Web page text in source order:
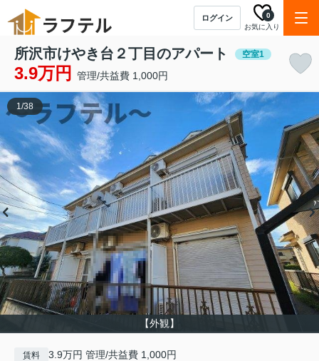
ログイン
お気に入り
0
所沢市けやき台２丁目のアパート 空室1
3.9万円 管理/共益費 1,000円
【外観】
1/38
賃料 3.9万円 管理/共益費 1,000円